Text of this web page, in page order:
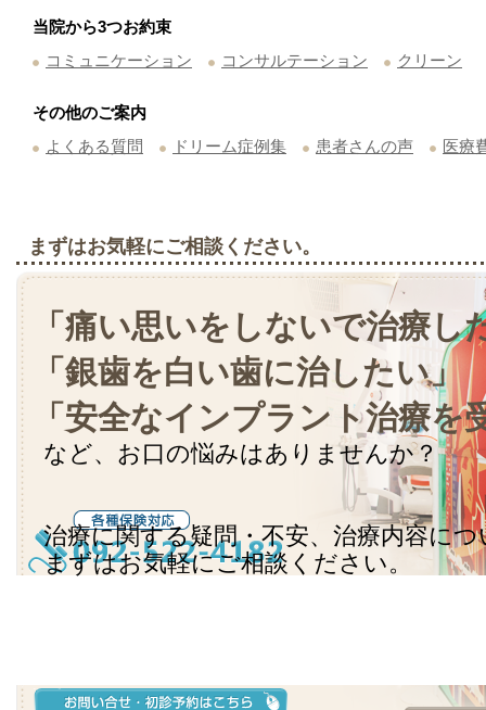
当院から3つお約束
コミュニケーション
コンサルテーション クリーン
その他のご案内
よくある質問
ドリーム症例集 患者さんの声 医療
まずはお気軽にご相談ください。
「痛い思いをしないで治療し
「銀歯を白い歯に治したい」
「安全なインプラント治療を
など、お口の悩みはありませんか？
治療に関する疑問・不安、治療内容につ
まずはお気軽にご相談ください。